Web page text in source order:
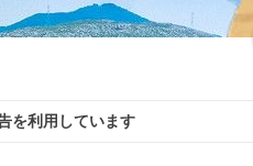
を利用しています